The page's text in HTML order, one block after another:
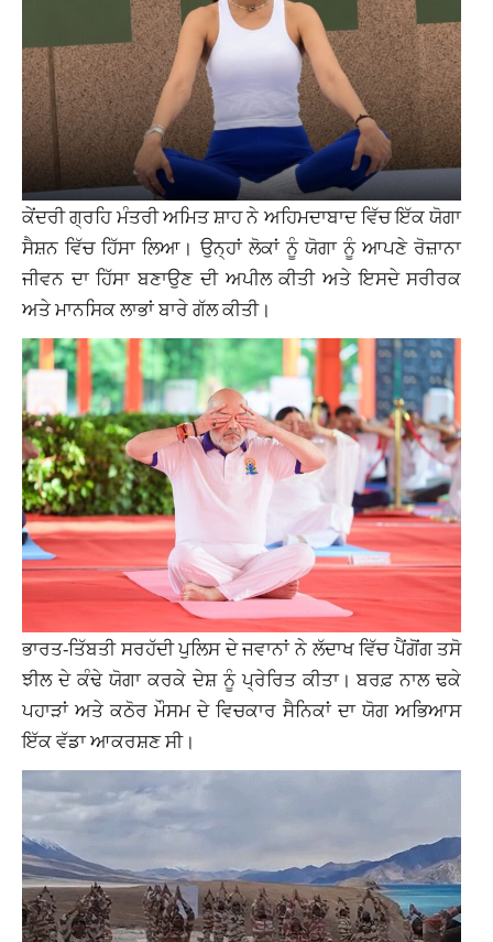
ਕੇਂਦਰੀ ਗ੍ਰਹਿ ਮੰਤਰੀ ਅਮਿਤ ਸ਼ਾਹ ਨੇ ਅਹਿਮਦਾਬਾਦ ਵਿੱਚ ਇੱਕ ਯੋਗਾ
ਸੈਸ਼ਨ ਵਿੱਚ ਹਿੱਸਾ ਲਿਆ। ਉਨ੍ਹਾਂ ਲੋਕਾਂ ਨੂੰ ਯੋਗਾ ਨੂੰ ਆਪਣੇ ਰੋਜ਼ਾਨਾ
ਜੀਵਨ ਦਾ ਹਿੱਸਾ ਬਣਾਉਣ ਦੀ ਅਪੀਲ ਕੀਤੀ ਅਤੇ ਇਸਦੇ ਸਰੀਰਕ
ਅਤੇ ਮਾਨਸਿਕ ਲਾਭਾਂ ਬਾਰੇ ਗੱਲ ਕੀਤੀ।
ਭਾਰਤ-ਤਿੱਬਤੀ ਸਰਹੱਦੀ ਪੁਲਿਸ ਦੇ ਜਵਾਨਾਂ ਨੇ ਲੱਦਾਖ ਵਿੱਚ ਪੈਂਗੋਂਗ ਤਸੋ
ਝੀਲ ਦੇ ਕੰਢੇ ਯੋਗਾ ਕਰਕੇ ਦੇਸ਼ ਨੂੰ ਪ੍ਰੇਰਿਤ ਕੀਤਾ। ਬਰਫ਼ ਨਾਲ ਢਕੇ
ਪਹਾੜਾਂ ਅਤੇ ਕਠੋਰ ਮੌਸਮ ਦੇ ਵਿਚਕਾਰ ਸੈਨਿਕਾਂ ਦਾ ਯੋਗ ਅਭਿਆਸ
ਇੱਕ ਵੱਡਾ ਆਕਰਸ਼ਣ ਸੀ।